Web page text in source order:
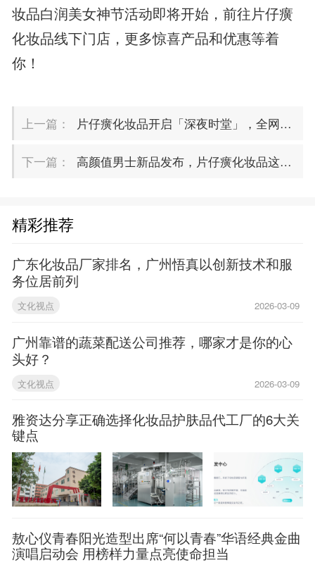
妆品白润美女神节活动即将开始，前往片仔癀
化妆品线下门店，更多惊喜产品和优惠等着
你！
上一篇： 片仔癀化妆品开启「深夜时堂」，全网热播带火肌肤小弹簧
下一篇： 高颜值男士新品发布，片仔癀化妆品这场零售商峰会有何看点
精彩推荐
广东化妆品厂家排名，广州悟真以创新技术和服
务位居前列
文化视点 2026-03-09
广州靠谱的蔬菜配送公司推荐，哪家才是你的心
头好？
文化视点 2026-03-09
雅资达分享正确选择化妆品护肤品代工厂的6大关
键点
敖心仪青春阳光造型出席“何以青春”华语经典金曲
演唱启动会 用榜样力量点亮使命担当